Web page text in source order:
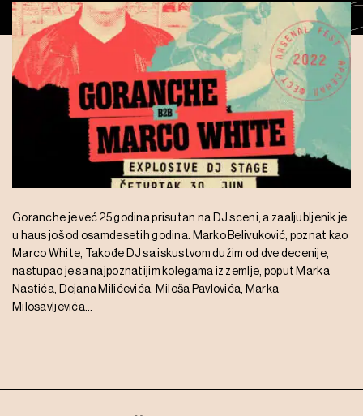
Goranche je već 25 godina prisutan na DJ sceni, a zaaljubljenik je
u haus još od osamdesetih godina. Marko Belivuković, poznat kao
Marco White, Takođe DJ sa iskustvom dužim od dve decenije,
nastupao je sa najpoznatijim kolegama iz zemlje, poput Marka
Nastića, Dejana Milićevića, Miloša Pavlovića, Marka
Milosavljevića…